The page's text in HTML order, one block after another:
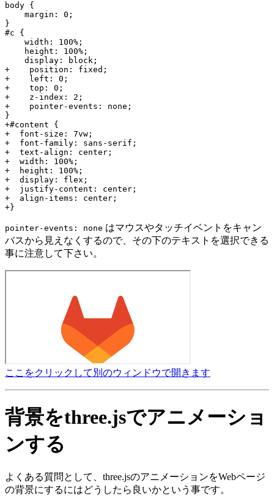
body {
    margin: 0;
}
#c {
    width: 100%;
    height: 100%;
    display: block;
+    position: fixed;
+    left: 0;
+    top: 0;
+    z-index: 2;
+    pointer-events: none;
}
+#content {
+  font-size: 7vw;
+  font-family: sans-serif;
+  text-align: center;
+  width: 100%;
+  height: 100%;
+  display: flex;
+  justify-content: center;
+  align-items: center;
pointer-events: none はマウスやタッチイベントをキャン
バスから見えなくするので、その下のテキストを選択できる
事に注意して下さい。
ここをクリックして別のウィンドウで開きます
背景をthree.jsでアニメーショ
ンする
よくある質問として、three.jsのアニメーションをWebページ
の背景にするにはどうしたら良いかという事です。